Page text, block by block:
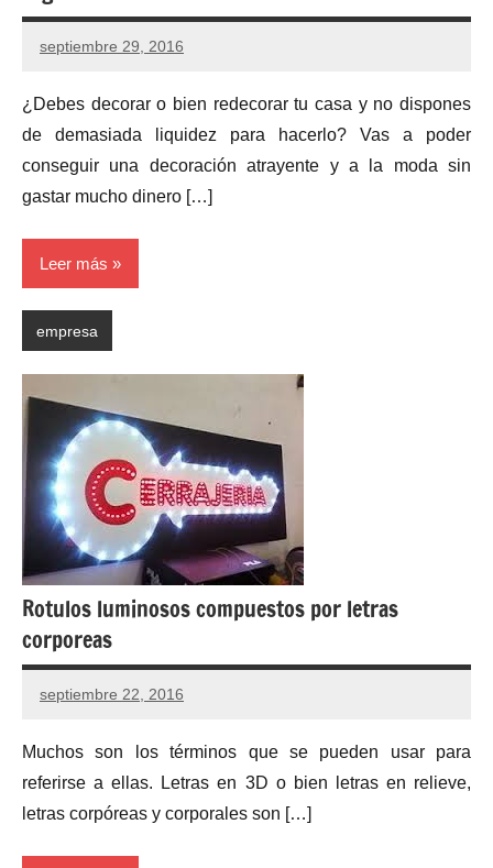
septiembre 29, 2016
No
comentarios
¿Debes decorar o bien redecorar tu casa y no dispones
de demasiada liquidez para hacerlo? Vas a poder
conseguir una decoración atrayente y a la moda sin
gastar mucho dinero […]
Leer más
empresa
Rotulos luminosos compuestos por letras
corporeas
septiembre 22, 2016
No
comentarios
Muchos son los términos que se pueden usar para
referirse a ellas. Letras en 3D o bien letras en relieve,
letras corpóreas y corporales son […]